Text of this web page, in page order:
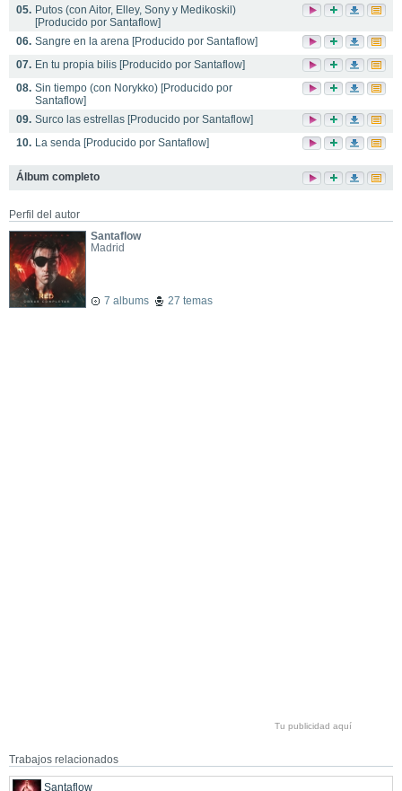
05. Putos (con Aitor, Elley, Sony y Medikoskil)
[Producido por Santaflow]
06. Sangre en la arena [Producido por Santaflow]
07. En tu propia bilis [Producido por Santaflow]
08. Sin tiempo (con Norykko) [Producido por
Santaflow]
09. Surco las estrellas [Producido por Santaflow]
10. La senda [Producido por Santaflow]
Álbum completo
Perfil del autor
Santaflow
Madrid
7 albums 27 temas
Tu publicidad aquí
Trabajos relacionados
Santaflow